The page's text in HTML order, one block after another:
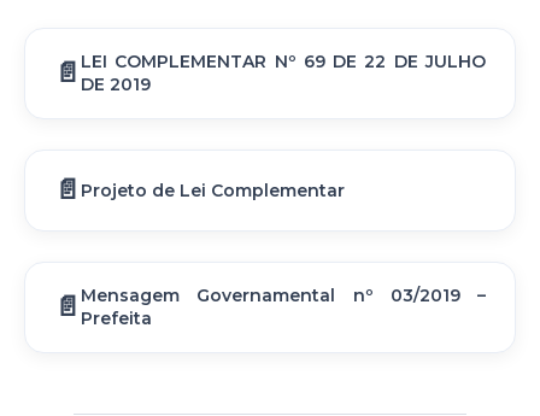
LEI COMPLEMENTAR Nº 69 DE 22 DE JULHO
DE 2019
Projeto de Lei Complementar
Mensagem Governamental nº 03/2019 –
Prefeita